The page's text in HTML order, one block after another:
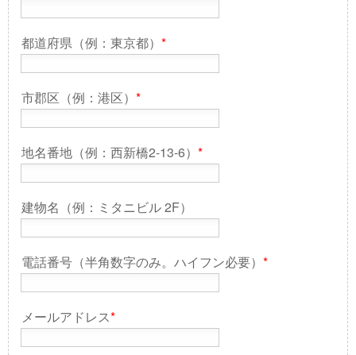
都道府県（例：東京都） *
市郡区（例：港区） *
地名番地（例：西新橋2-13-6） *
建物名（例：ミタニビル 2F）
電話番号（半角数字のみ。ハイフン必要） *
メールアドレス*